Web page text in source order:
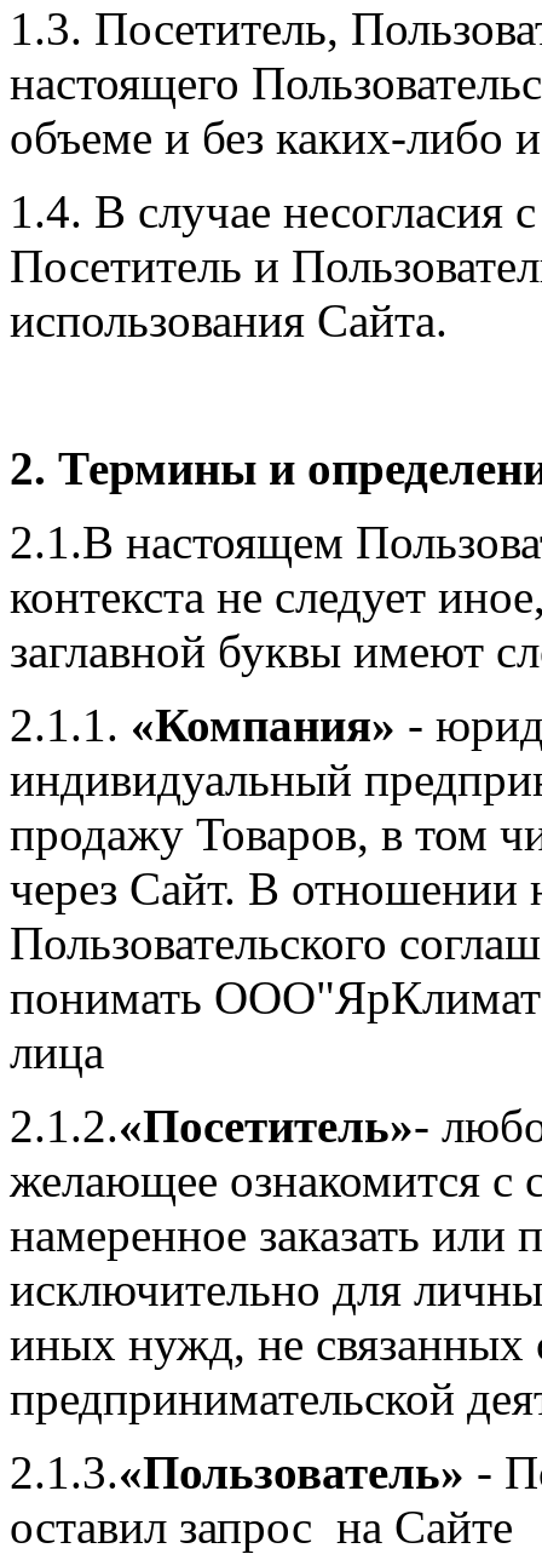
1.3. Посетитель,
настоящего
объеме и без каких-либо
1.4. В случае несогласия
Посетитель и
использования Сайта.
2. Термины и
2.1.В настоящем
контекста не следует
заглавной буквы имеют
2.1.1. «Компания» -
индивидуальный
продажу Товаров, в том
через Сайт. В отношении
Пользовательского
понимать
лица
2.1.2.«Посетитель»-
желающее ознакомится с
намеренное заказать
исключительно для
иных нужд, не связанных
предпринимательской
2.1.3.«Пользователь» -
оставил запрос на Сайте